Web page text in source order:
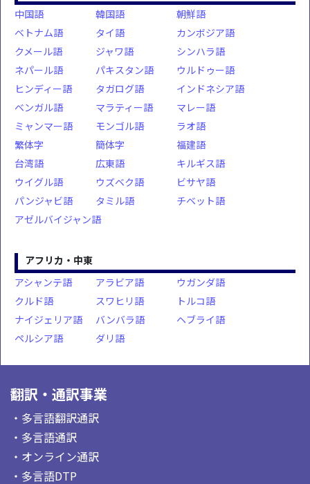
中国語
韓国語
朝鮮語
ベトナム語
タイ語
カンボジア語
クメール語
ジャワ語
シンハラ語
ネパール語
パキスタン語
ウルドゥー語
ヒンディー語
タガログ語
インドネシア語
ベンガル語
マラティー語
マレー語
ミャンマー語
モンゴル語
ラオ語
繁体字
簡体字
福建語
台湾語
広東語
キルギス語
ウイグル語
ウズベク語
ビサヤ語
パンジャビ語
タミル語
チベット語
アゼルバイジャン語
アフリカ・中東
アシャンテ語
アラビア語
ウガンダ語
クルド語
スワヒリ語
トルコ語
ナイジェリア語
バンバラ語
ヘブライ語
ペルシア語
ダリ語